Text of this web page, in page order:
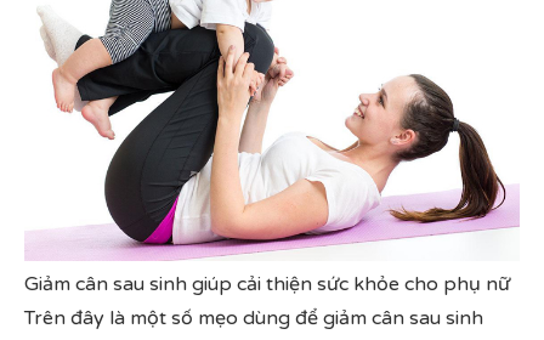
Giảm cân sau sinh giúp cải thiện sức khỏe cho phụ nữ
Trên đây là một số mẹo dùng để giảm cân sau sinh